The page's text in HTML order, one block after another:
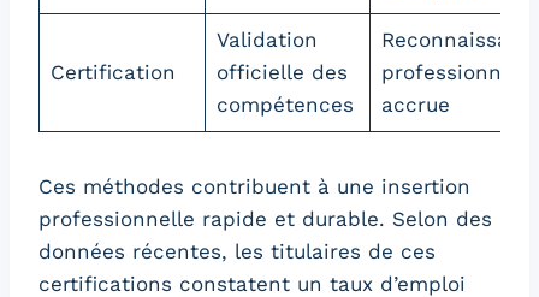
Certification
Validation
officielle des
compétences
professionnelle
accrue
Ces méthodes contribuent à une insertion
professionnelle rapide et durable. Selon des
données récentes, les titulaires de ces
certifications constatent un taux d’emploi